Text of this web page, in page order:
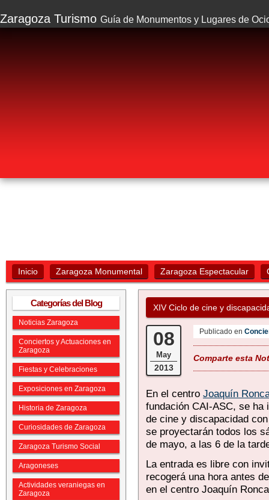
Zaragoza Turismo Guía de Monumentos y Lugares de
Inicio Zaragoza Monumental Zaragoza Espectacular
Categorías del Blog
Noticias Zaragoza
Conciertos y Actuaciones en
Zaragoza
Fiestas y Celebraciones
Exposiciones en Zaragoza
Historia de Zaragoza
Curiosidades de Zaragoza
Zaragoza Turismo Social
Aragoneses
Actividades veraniegas en
Zaragoza
XIV Ciclo de cine y
08
May
2013
Publicado en
Comparte esta
En el centro Joaquín
fundación CAI-ASC, se ha
de cine y discapacidad
se proyectarán todos los
de mayo, a las 6 de la
La entrada es libre con
recogerá una hora antes
en el centro Joaquín